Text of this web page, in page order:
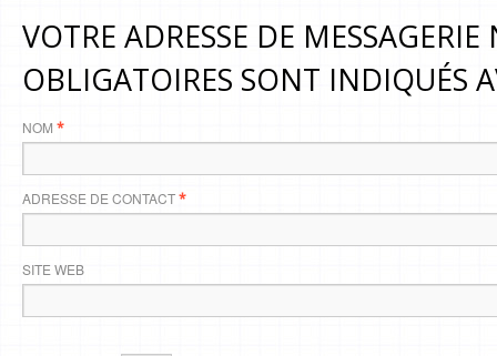
VOTRE ADRESSE DE
OBLIGATOIRES SONT INDIQUÉS
NOM *
ADRESSE DE CONTACT*
SITE WEB